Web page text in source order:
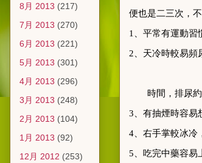
便也是二三次 ，
1
平常有運動習
2
天冷時較易頻
時間 ，排尿約
3
有抽煙時容易
4
右手掌較冰冷
5
吃完中藥容易
8月 2013 (217)
7月 2013 (270)
6月 2013 (221)
5月 2013 (301)
4月 2013 (296)
3月 2013 (248)
2月 2013 (104)
1月 2013 (92)
12月 2012 (253)